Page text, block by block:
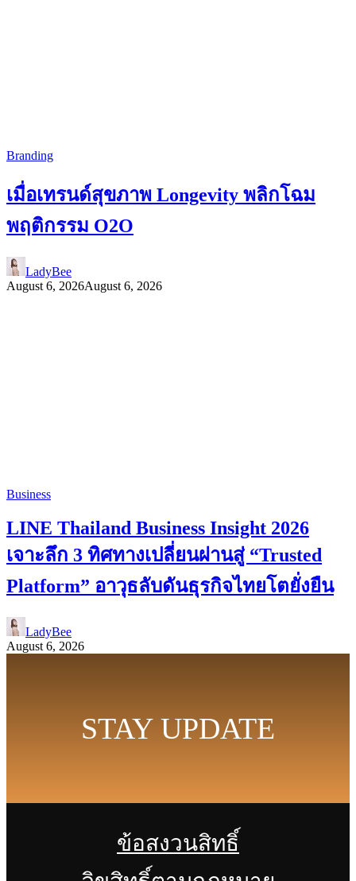
Branding
เมื่อเทรนด์สุขภาพ Longevity พลิกโฉม
พฤติกรรม O2O
LadyBee
August 6, 2026August 6, 2026
Business
LINE Thailand Business Insight 2026
เจาะลึก 3 ทิศทางเปลี่ยนผ่านสู่ “Trusted
Platform” อาวุธลับดันธุรกิจไทยโตยั่งยืน
LadyBee
August 6, 2026
STAY UPDATE
ข้อสงวนสิทธิ์